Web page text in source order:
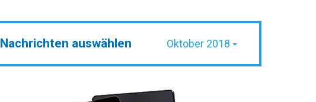
Nachrichten auswählen Oktober 2018